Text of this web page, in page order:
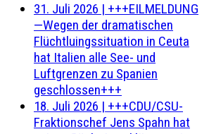
31. Juli 2026 | +++EILMELDUNG
—Wegen der dramatischen
Flüchtluingssituation in Ceuta
hat Italien alle See- und
Luftgrenzen zu Spanien
geschlossen+++
18. Juli 2026 | +++CDU/CSU-
Fraktionschef Jens Spahn hat